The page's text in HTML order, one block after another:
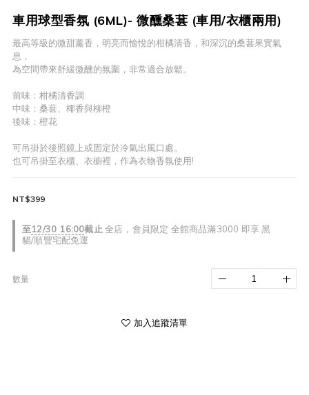
車用球型香氛 (6ML)- 微醺桑葚 (車用/衣櫃兩用)
最高等級的微甜薰香，明亮而愉悅的柑橘清香，和深沉的桑葚果實氣
息，
為空間帶來舒緩微醺的氛圍，非常適合放鬆。
前味：柑橘清香調
中味：桑葚、椰香與柳橙
後味：橙花
可吊掛於後照鏡上或固定於冷氣出風口處。
也可吊掛至衣櫃、衣櫥裡，作為衣物香氛使用!
至12/30 16:00截止 全店，會員限定 全館商品滿3000 即享 黑
貓/順豐宅配免運
NT$399
數量
加入追蹤清單